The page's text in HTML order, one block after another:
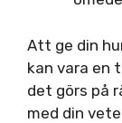
Att ge din
kan vara en
det görs på
med din